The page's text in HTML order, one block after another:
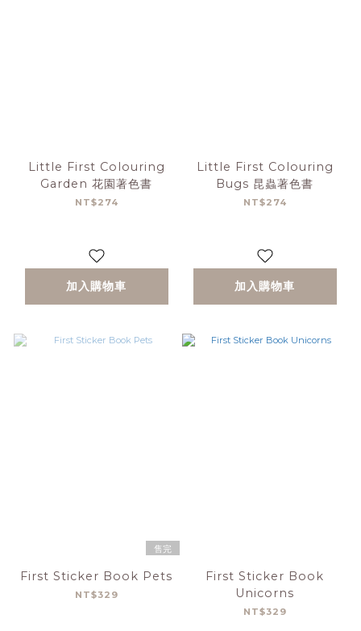
Little First Colouring
Garden 花園著色書
NT$274
加入購物車
Little First Colouring
Bugs 昆蟲著色書
NT$274
加入購物車
售完
First Sticker Book Pets
NT$329
First Sticker Book
Unicorns
NT$329